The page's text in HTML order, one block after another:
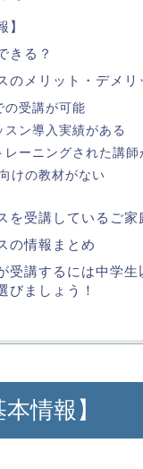
きる？
のメリット・デメリ
受講が可能
ン導入実績がある
ーニングされた講師
けの教材がない
を受講しているご家
の情報まとめ
講するには中学生
びましょう！
情報】